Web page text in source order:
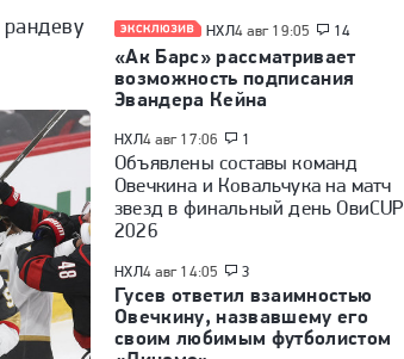
НХЛ4 авг 19:05 14
«Ак Барс» рассматривает
возможность подписания
Эвандера Кейна
НХЛ4 авг 17:06 1
Объявлены составы команд
Овечкина и Ковальчука на матч
звезд в финальный день ОвиCUP
2026
НХЛ4 авг 14:05 3
Гусев ответил взаимностью
Овечкину, назвавшему его
своим любимым футболистом